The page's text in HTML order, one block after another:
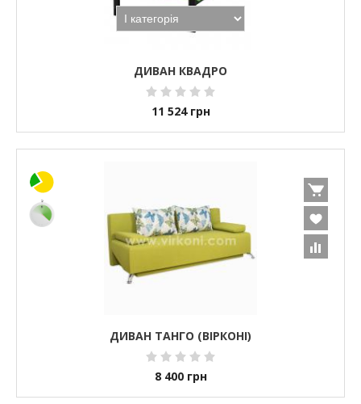
ДИВАН КВАДРО
11 524 грн
ДИВАН ТАНГО (ВІРКОНІ)
8 400 грн